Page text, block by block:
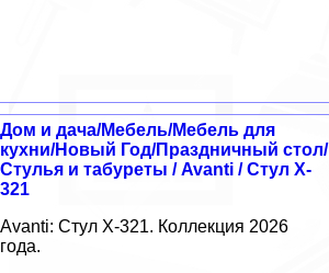
Дом и дача/Мебель/Мебель для
кухни/Новый Год/Праздничный стол/
Стулья и табуреты / Avanti / Стул X-
321
Avanti: Стул X-321. Коллекция 2026
года.